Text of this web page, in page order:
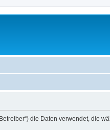
die Daten verwendet, die